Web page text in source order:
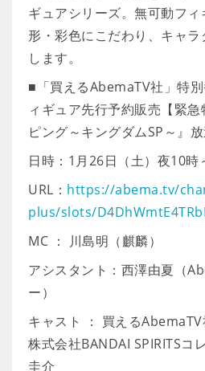
ギュアシリーズ。無可動フ
形・彩色にこだわり、キャ
します。
■「買えるAbemaTV社」特
ィギュア先行予約販売【緊
ピング～キングダムSP～』
日時：1月26日（土）夜10時
URL： https://abema.tv/
plus/slots/
MC ： 川島明（麒麟）
アシスタント：西澤由夏（
ー）
キャスト ： 買えるAbemaTV
株式会社BANDAI SPIRITSコ
圭介